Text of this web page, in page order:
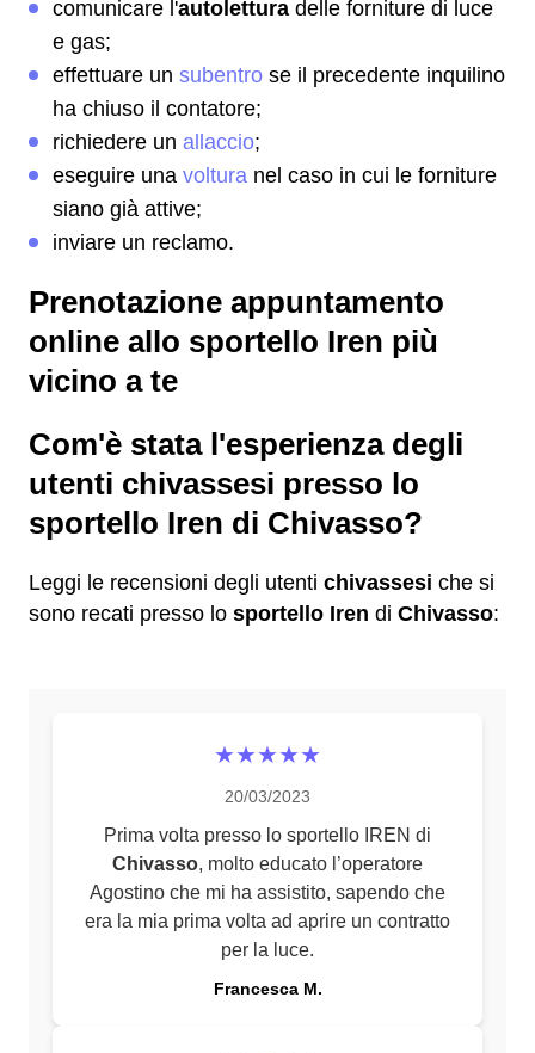
comunicare l'autolettura delle forniture di luce
e gas;
effettuare un subentro se il precedente inquilino
ha chiuso il contatore;
richiedere un allaccio;
eseguire una voltura nel caso in cui le forniture
siano già attive;
inviare un reclamo.
Prenotazione appuntamento
online allo sportello Iren più
vicino a te
Com'è stata l'esperienza degli
utenti chivassesi presso lo
sportello Iren di Chivasso?
Leggi le recensioni degli utenti chivassesi che si
sono recati presso lo sportello Iren di Chivasso:
★★★★★
20/03/2023
Prima volta presso lo sportello IREN di
Chivasso, molto educato l’operatore
Agostino che mi ha assistito, sapendo che
era la mia prima volta ad aprire un contratto
per la luce.
Francesca M.